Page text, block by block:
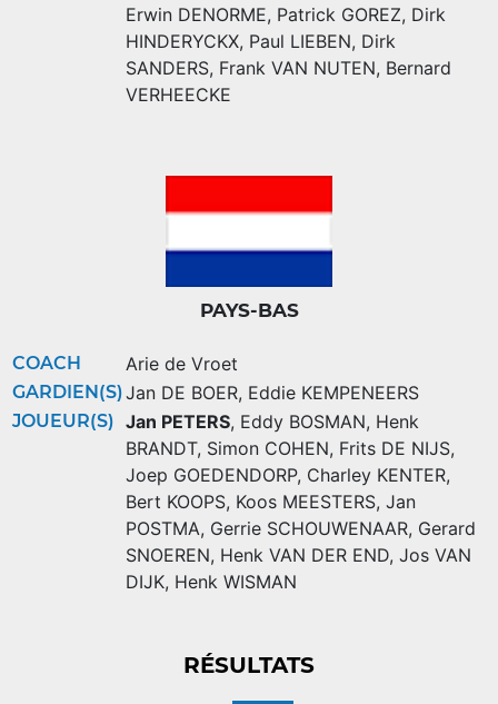
Erwin DENORME, Patrick GOREZ, Dirk
HINDERYCKX, Paul LIEBEN, Dirk
SANDERS, Frank VAN NUTEN, Bernard
VERHEECKE
PAYS-BAS
COACH Arie de Vroet
GARDIEN(S)Jan DE BOER, Eddie KEMPENEERS
JOUEUR(S) Jan PETERS, Eddy BOSMAN, Henk
BRANDT, Simon COHEN, Frits DE NIJS,
Joep GOEDENDORP, Charley KENTER,
Bert KOOPS, Koos MEESTERS, Jan
POSTMA, Gerrie SCHOUWENAAR, Gerard
SNOEREN, Henk VAN DER END, Jos VAN
DIJK, Henk WISMAN
RÉSULTATS